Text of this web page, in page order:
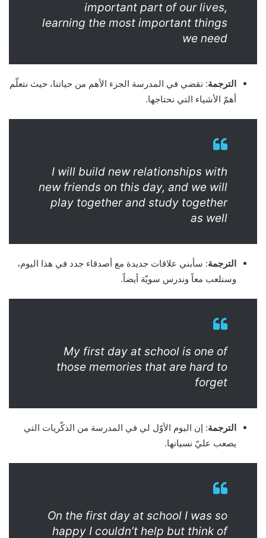
important part of our lives,
learning the most important things
we need
الترجمة: نقضي في المدرسة الجزء الأهم من حياتنا، حيث نتعلّم
أهمّ الأشياء التي نحتاجها.
I will build new relationships with
new friends on this day, and we will
play together and study together
as well
الترجمة: سأبني علاقات جديدة مع أصدقاء جدد في هذا اليوم،
وسنلعب معاً وندرس سويّة أيضاً.
My first day at school is one of
those memories that are hard to
forget
الترجمة: إن اليوم الأوّل لي في المدرسة من الذكّريات التي
يصعب عليّ نسيانها.
On the first day at school I was so
happy I couldn’t help but think of